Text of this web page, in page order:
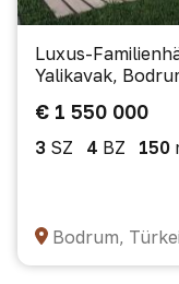
Luxus-
Yalikavak,
€ 1 550 000
3 SZ 4 BZ 150
Bodrum, Türkei